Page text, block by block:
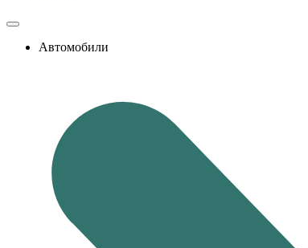
Автомобили